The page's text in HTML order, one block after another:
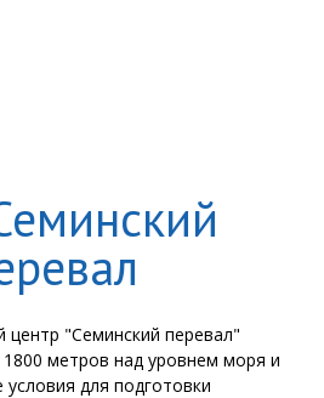
"Семинский перевал"
метров над уровнем моря и
условия для подготовки